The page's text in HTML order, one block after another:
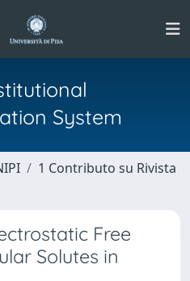
System
1 Contributo su Rivista
Free
Solutes in